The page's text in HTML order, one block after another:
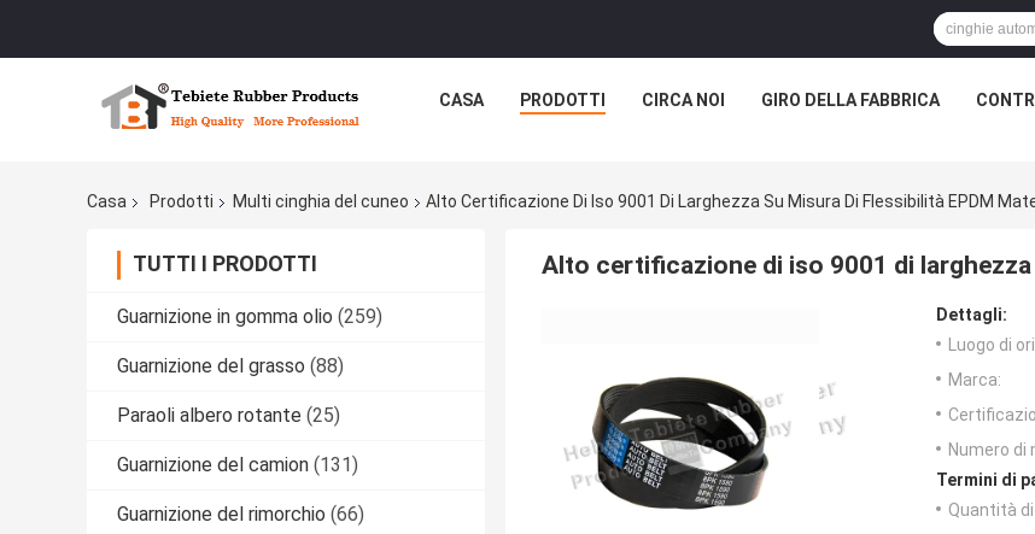
CASA PRODOTTI CIRCA NOI GIRO DELLA FABBRICA
Casa Prodotti Multi cinghia del cuneo Alto Certificazione Di Iso 9001 Di Larghezza Su Misura Di Flessibilità EPDM
TUTTI I PRODOTTI
Guarnizione in gomma olio (259)
Guarnizione del grasso (88)
Paraoli albero rotante (25)
Guarnizione del camion (131)
Guarnizione del rimorchio (66)
Alto certificazione di iso 9001 di
Dettagli:
Luogo di
Marca:
Numero di
Termini di
Quantità